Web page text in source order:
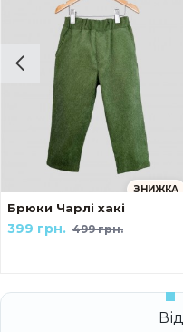
Українські мотиви
ЗНИЖКА
Брюки Чарлі хакі
499 грн.
399 грн.